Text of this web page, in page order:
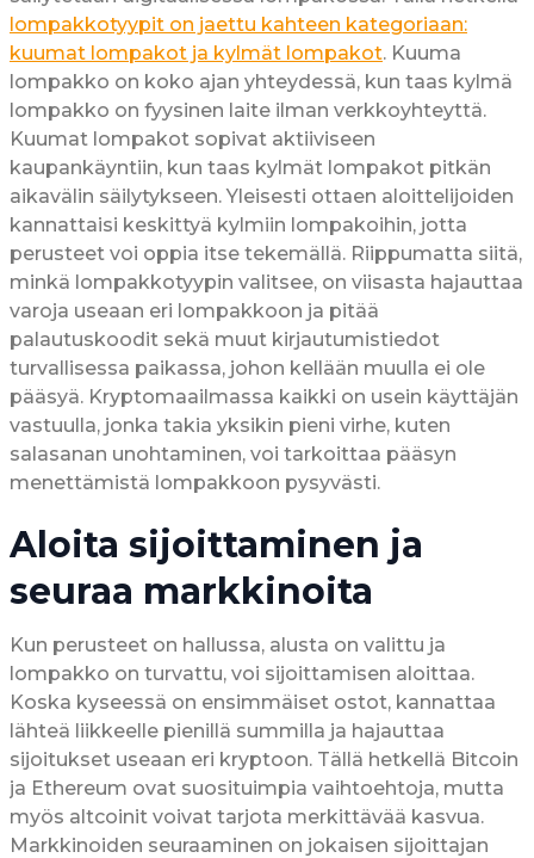
lompakkotyypit on jaettu kahteen kategoriaan:
kuumat lompakot ja kylmät lompakot. Kuuma
lompakko on koko ajan yhteydessä, kun taas kylmä
lompakko on fyysinen laite ilman verkkoyhteyttä.
Kuumat lompakot sopivat aktiiviseen
kaupankäyntiin, kun taas kylmät lompakot pitkän
aikavälin säilytykseen. Yleisesti ottaen aloittelijoiden
kannattaisi keskittyä kylmiin lompakoihin, jotta
perusteet voi oppia itse tekemällä. Riippumatta siitä,
minkä lompakkotyypin valitsee, on viisasta hajauttaa
varoja useaan eri lompakkoon ja pitää
palautuskoodit sekä muut kirjautumistiedot
turvallisessa paikassa, johon kellään muulla ei ole
pääsyä. Kryptomaailmassa kaikki on usein käyttäjän
vastuulla, jonka takia yksikin pieni virhe, kuten
salasanan unohtaminen, voi tarkoittaa pääsyn
menettämistä lompakkoon pysyvästi.
Aloita sijoittaminen ja
seuraa markkinoita
Kun perusteet on hallussa, alusta on valittu ja
lompakko on turvattu, voi sijoittamisen aloittaa.
Koska kyseessä on ensimmäiset ostot, kannattaa
lähteä liikkeelle pienillä summilla ja hajauttaa
sijoitukset useaan eri kryptoon. Tällä hetkellä Bitcoin
ja Ethereum ovat suosituimpia vaihtoehtoja, mutta
myös altcoinit voivat tarjota merkittävää kasvua.
Markkinoiden seuraaminen on jokaisen sijoittajan